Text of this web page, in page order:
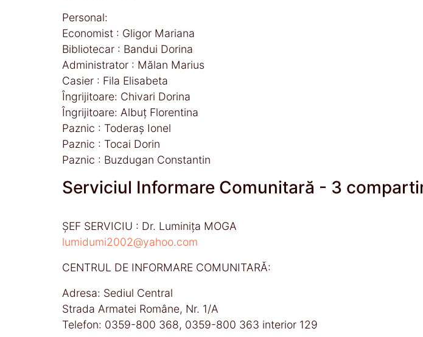
Personal:
Economist : Gligor Mariana
Bibliotecar : Bandui Dorina
Administrator : Mălan Marius
Casier : Fila Elisabeta
Îngrijitoare: Chivari Dorina
Îngrijitoare: Albuţ Florentina
Paznic : Toderaș Ionel
Paznic : Tocai Dorin
Paznic : Buzdugan Constantin
Serviciul Informare Comunitară - 3
ŞEF SERVICIU : Dr. Luminiţa MOGA
lumidumi2002@yahoo.com
CENTRUL DE INFORMARE COMUNITARĂ:
Adresa: Sediul Central
Strada Armatei Române, Nr. 1/A
Telefon: 0359-800 368, 0359-800 363 interior 129